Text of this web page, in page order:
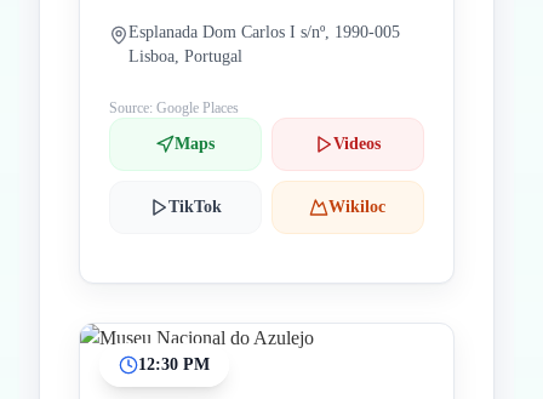
Esplanada Dom Carlos I s/nº, 1990-005
Lisboa, Portugal
Source: Google Places
Maps Videos
TikTok Wikiloc
12:30 PM